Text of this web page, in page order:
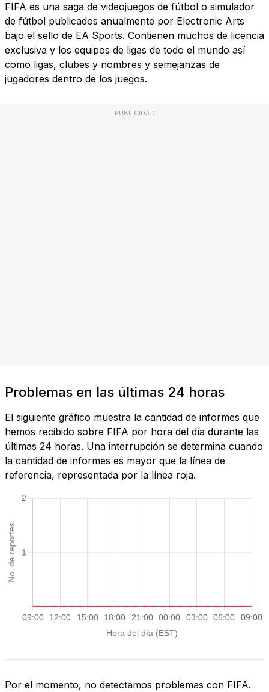
FIFA es una saga de videojuegos de fútbol o simulador
de fútbol publicados anualmente por Electronic Arts
bajo el sello de EA Sports. Contienen muchos de licencia
exclusiva y los equipos de ligas de todo el mundo así
como ligas, clubes y nombres y semejanzas de
jugadores dentro de los juegos.
PUBLICIDAD
Problemas en las últimas 24 horas
El siguiente gráfico muestra la cantidad de informes que
hemos recibido sobre FIFA por hora del día durante las
últimas 24 horas. Una interrupción se determina cuando
la cantidad de informes es mayor que la línea de
referencia, representada por la línea roja.
Por el momento, no detectamos problemas con FIFA.